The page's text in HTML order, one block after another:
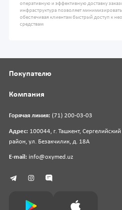
оперативную и эффективную доставку
инфраструктура позволяет
обеспечивая клиентам быстрый доступ к
средствам
Горячая линия: (71) 200-03-03
Адрес: 100044, г. Ташкент, Сергелийский
район, ул. Безакчилик, д. 18А
E-mail: info@oxymed.uz
Покупателю
Компания